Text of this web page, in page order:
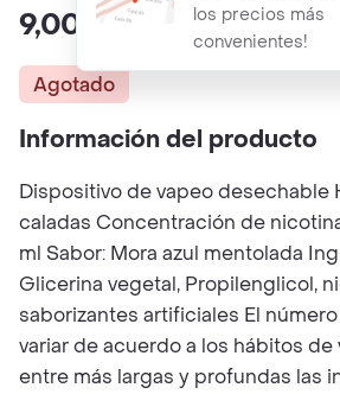
los precios más
convenientes!
9,000 Puff Flawlss
Agotado
Información del producto
Dispositivo de vapeo desechable
caladas Concentración de
ml Sabor: Mora azul mentolada
Glicerina vegetal, Propilenglicol,
saborizantes artificiales El
variar de acuerdo a los hábitos de
entre más largas y profundas las